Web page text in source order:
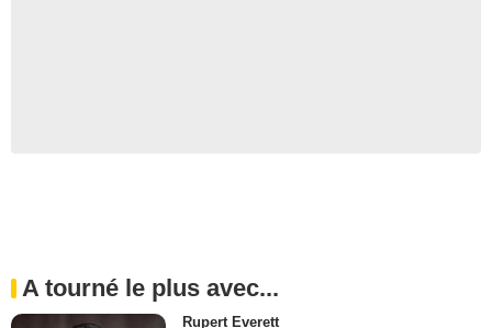
A tourné le plus avec...
Rupert Everett